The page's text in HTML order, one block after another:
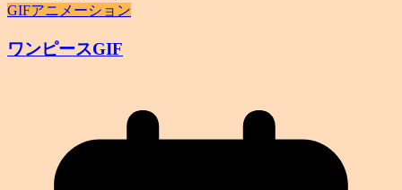
GIFアニメーション
ワンピースGIF